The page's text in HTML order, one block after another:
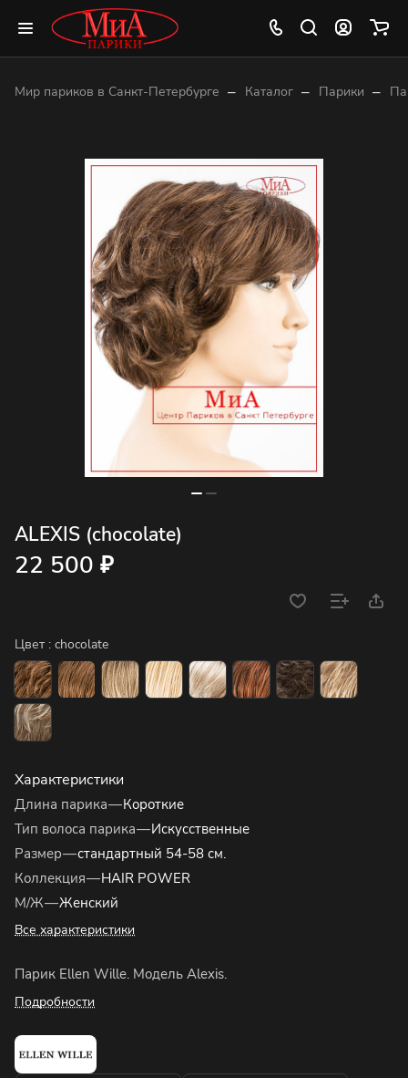
Мир париков в Санкт-Петербурге – Каталог – Парики –
ALEXIS (chocolate)
22 500 ₽
Цвет : chocolate
Характеристики
Длина парика—Короткие
Тип волоса парика—Искусственные
Размер—стандартный 54-58 см.
Коллекция—HAIR POWER
М/Ж—Женский
Все характеристики
Парик Ellen Wille. Модель Alexis.
Подробности